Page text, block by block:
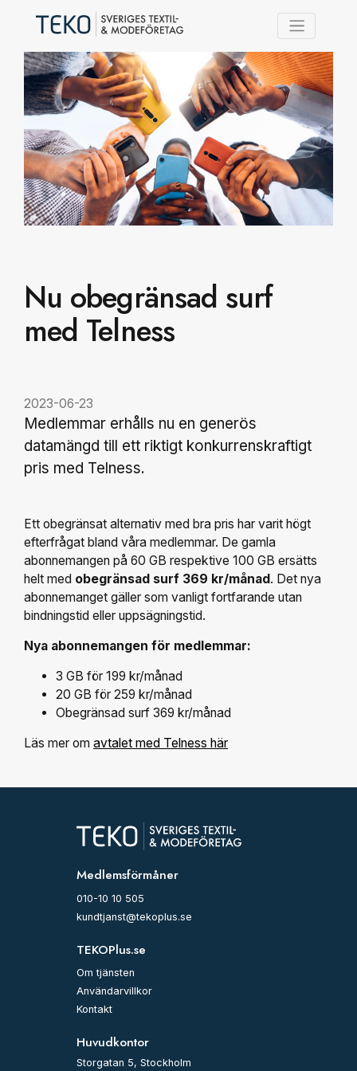
TELKO Plus/span>
Nu obegränsad surf
med Telness
2023-06-23
Medlemmar erhålls nu en generös
datamängd till ett riktigt konkurrenskraftigt
pris med Telness.
Ett obegränsat alternativ med bra pris har varit högt
efterfrågat bland våra medlemmar. De gamla
abonnemangen på 60 GB respektive 100 GB ersätts
helt med obegränsad surf 369 kr/månad . Det nya
abonnemanget gäller som vanligt fortfarande utan
bindningstid eller uppsägningstid.
Nya abonnemangen för medlemmar:
3 GB för 199 kr/månad
20 GB för 259 kr/månad
Obegränsad surf 369 kr/månad
Läs mer om avtalet med Telness här
Medlemsförmåner
010-10 10 505
kundtjanst@tekoplus.se
TEKOPlus.se
Om tjänsten
Användarvillkor
Kontakt
Huvudkontor
Storgatan 5, Stockholm